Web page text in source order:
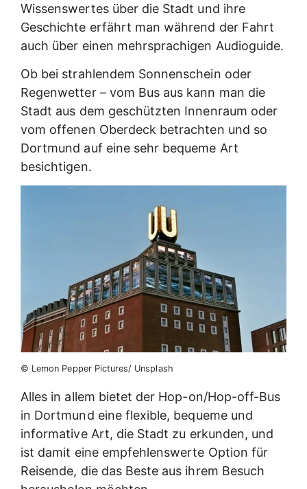
Wissenswertes über die Stadt und ihre
Geschichte erfährt man während der Fahrt
auch über einen mehrsprachigen Audioguide.
Ob bei strahlendem Sonnenschein oder
Regenwetter – vom Bus aus kann man die
Stadt aus dem geschützten Innenraum oder
vom offenen Oberdeck betrachten und so
Dortmund auf eine sehr bequeme Art
besichtigen.
© Lemon Pepper Pictures/ Unsplash
Alles in allem bietet der Hop-on/Hop-off-Bus
in Dortmund eine flexible, bequeme und
informative Art, die Stadt zu erkunden, und
ist damit eine empfehlenswerte Option für
Reisende, die das Beste aus ihrem Besuch